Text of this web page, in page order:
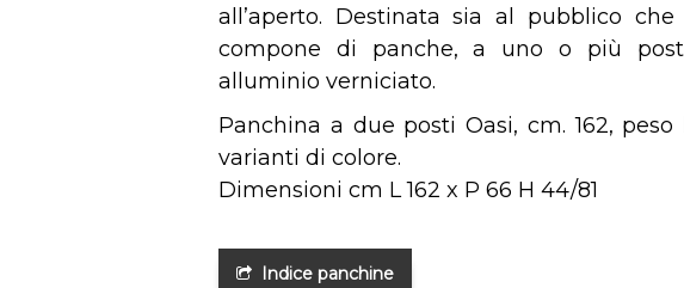
all’aperto. Destinata sia al pubblico
compone di panche, a uno o più
alluminio verniciato.
Panchina a due posti Oasi, cm. 162,
varianti di colore.
Dimensioni cm L 162 x P 66 H 44/81
Indice panchine